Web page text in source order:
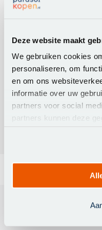
Deze website maakt
We gebruiken cookies
personaliseren, om
en om ons
informatie over uw
partners voor social
partners kunnen deze
verzameld op basis van
Artikelnummer:
Stokdikte
Kleur doek
Materiaal frame
Deelbare stok
Materiaal doek